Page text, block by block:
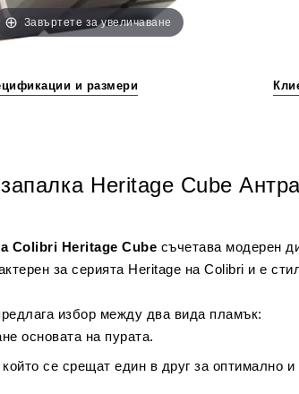
Завъртете за увеличаване
и размери
Heritage Cube
Colibri Heritage Cube съчетава модерен
за серията Heritage на Colibri и е
избор между два вида пламък:
основата на пурата.
се срещат един в друг за оптимално